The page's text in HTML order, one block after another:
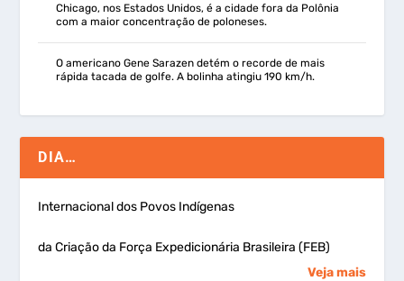
Chicago, nos Estados Unidos, é a cidade fora da Polônia
com a maior concentração de poloneses.
O americano Gene Sarazen detém o recorde de mais
rápida tacada de golfe. A bolinha atingiu 190 km/h.
DIA…
Internacional dos Povos Indígenas
da Criação da Força Expedicionária Brasileira (FEB)
Veja mais